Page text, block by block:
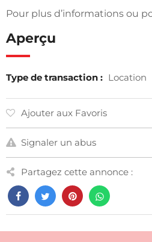
Pour plus d’informations ou
Aperçu
Type de transaction : Location
Ajouter aux Favoris
Signaler un abus
Partagez cette annonce :